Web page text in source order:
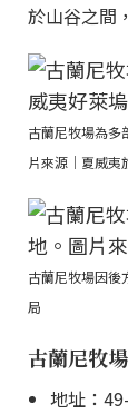
於山谷之間
古蘭尼牧場為多
片來源｜夏威夷
古蘭尼牧場因後
局
古蘭尼牧
地址：